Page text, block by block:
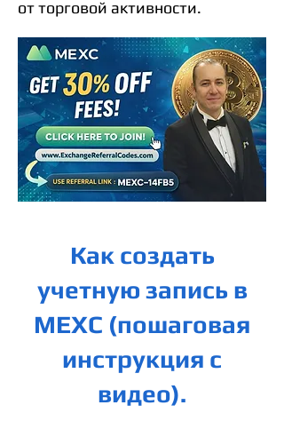
от торговой активности.
Как создать
учетную запись в
MEXC (пошаговая
инструкция с
видео).